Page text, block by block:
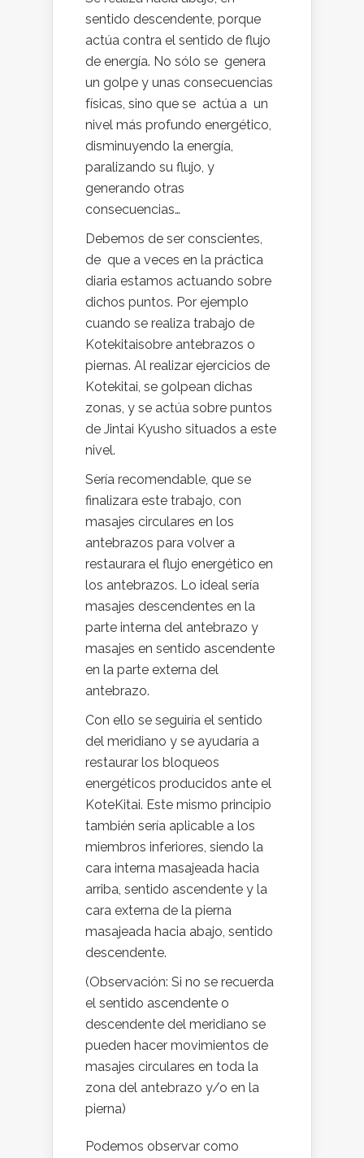
sentido descendente, porque
actúa contra el sentido de flujo
de energía. No sólo se genera
un golpe y unas consecuencias
físicas, sino que se actúa a un
nivel más profundo energético,
disminuyendo la energía,
paralizando su flujo, y
generando otras
consecuencias…
Debemos de ser conscientes,
de que a veces en la práctica
diaria estamos actuando sobre
dichos puntos. Por ejemplo
cuando se realiza trabajo de
Kotekitaisobre antebrazos o
piernas. Al realizar ejercicios de
Kotekitai, se golpean dichas
zonas, y se actúa sobre puntos
de Jintai Kyusho situados a este
nivel.
Sería recomendable, que se
finalizara este trabajo, con
masajes circulares en los
antebrazos para volver a
restaurara el flujo energético en
los antebrazos. Lo ideal sería
masajes descendentes en la
parte interna del antebrazo y
masajes en sentido ascendente
en la parte externa del
antebrazo.
Con ello se seguiría el sentido
del meridiano y se ayudaría a
restaurar los bloqueos
energéticos producidos ante el
KoteKitai. Este mismo principio
también sería aplicable a los
miembros inferiores, siendo la
cara interna masajeada hacia
arriba, sentido ascendente y la
cara externa de la pierna
masajeada hacia abajo, sentido
descendente.
(Observación: Si no se recuerda
el sentido ascendente o
descendente del meridiano se
pueden hacer movimientos de
masajes circulares en toda la
zona del antebrazo y/o en la
pierna)
Podemos observar como